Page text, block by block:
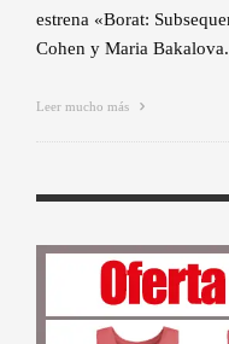
estrena «Borat:
Cohen y Maria Bakalova.
Leer mucho más